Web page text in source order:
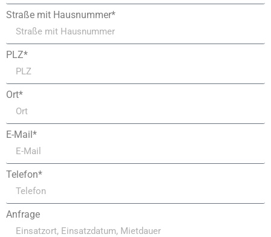
Straße mit Hausnummer*
PLZ*
Ort*
E-Mail*
Telefon*
Anfrage